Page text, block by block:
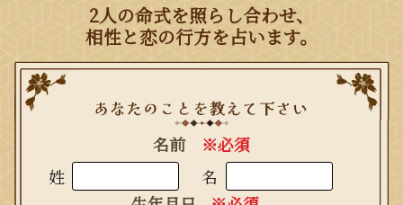
2人の命式を照らし合わせ、
相性と恋の行方を占います。
名前
※必須
姓
名